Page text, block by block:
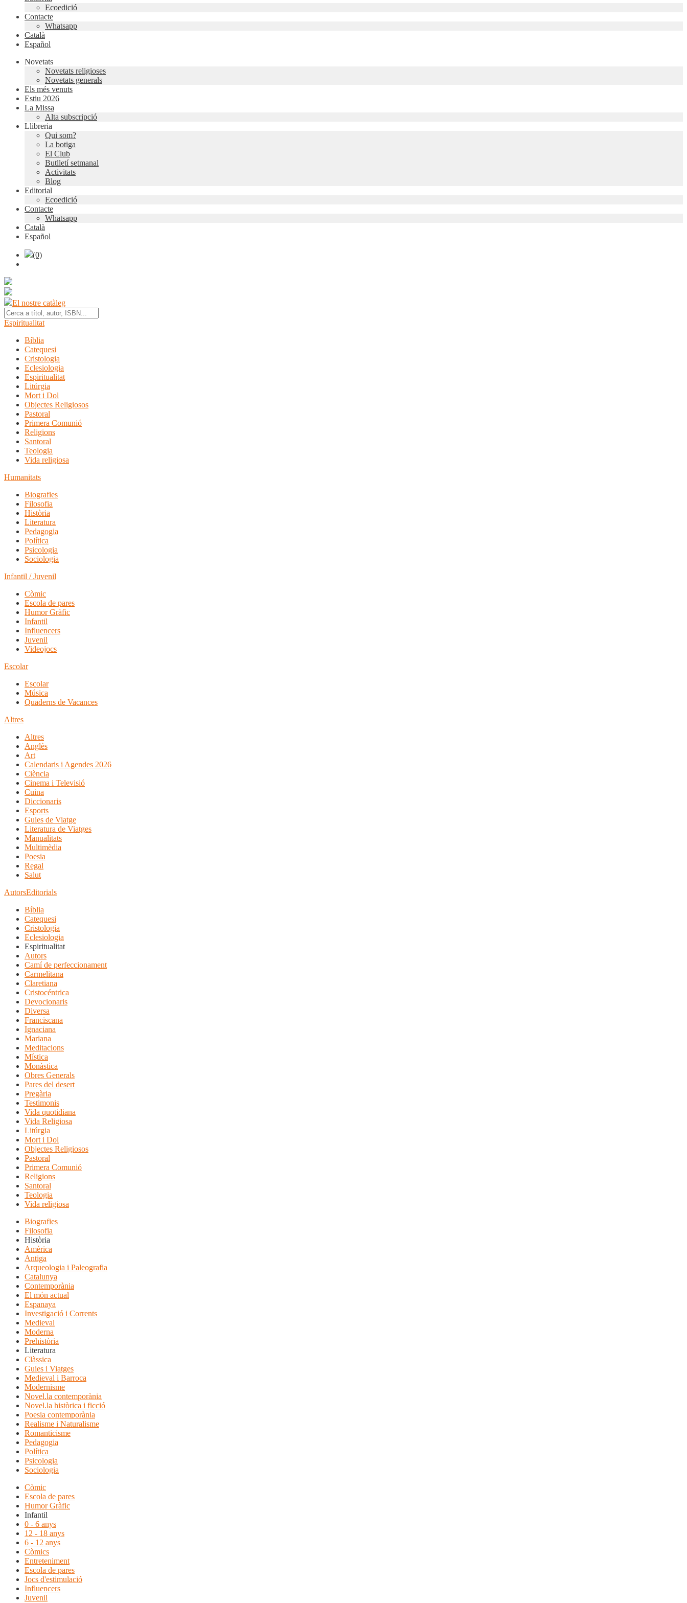
Ecoedició
Contacte
Whatsapp
Català
Español
Novetats
Novetats religioses
Novetats generals
Els més venuts
Estiu 2026
La Missa
Alta subscripció
Llibreria
Qui som?
La botiga
El Club
Butlletí setmanal
Activitats
Blog
Editorial
Ecoedició
Contacte
Whatsapp
Català
Español
(0)
El nostre catàleg
Espiritualitat
Bíblia
Catequesi
Cristologia
Eclesiologia
Espiritualitat
Litúrgia
Mort i Dol
Objectes Religiosos
Pastoral
Primera Comunió
Religions
Santoral
Teologia
Vida religiosa
Humanitats
Biografies
Filosofia
Història
Literatura
Pedagogia
Política
Psicologia
Sociologia
Infantil / Juvenil
Còmic
Escola de pares
Humor Gràfic
Infantil
Influencers
Juvenil
Videojocs
Escolar
Escolar
Música
Quaderns de Vacances
Altres
Altres
Anglès
Art
Calendaris i Agendes 2026
Ciència
Cinema i Televisió
Cuina
Diccionaris
Esports
Guies de Viatge
Literatura de Viatges
Manualitats
Multimèdia
Poesia
Regal
Salut
AutorsEditorials
Bíblia
Catequesi
Cristologia
Eclesiologia
Espiritualitat
Autors
Camí de perfeccionament
Carmelitana
Claretiana
Cristocéntrica
Devocionaris
Diversa
Franciscana
Ignaciana
Mariana
Meditacions
Mística
Monàstica
Obres Generals
Pares del desert
Pregària
Testimonis
Vida quotidiana
Vida Religiosa
Litúrgia
Mort i Dol
Objectes Religiosos
Pastoral
Primera Comunió
Religions
Santoral
Teologia
Vida religiosa
Biografies
Filosofia
Història
Amèrica
Antiga
Arqueologia i Paleografia
Catalunya
Contemporània
El món actual
Espanaya
Investigació i Corrents
Medieval
Moderna
Prehistòria
Literatura
Clàssica
Guies i Viatges
Medieval i Barroca
Modernisme
Novel.la contemporània
Novel.la històrica i ficció
Poesia contemporània
Realisme i Naturalisme
Romanticisme
Pedagogia
Política
Psicologia
Sociologia
Còmic
Escola de pares
Humor Gràfic
Infantil
0 - 6 anys
12 - 18 anys
6 - 12 anys
Còmics
Entreteniment
Escola de pares
Jocs d'estimulació
Influencers
Juvenil